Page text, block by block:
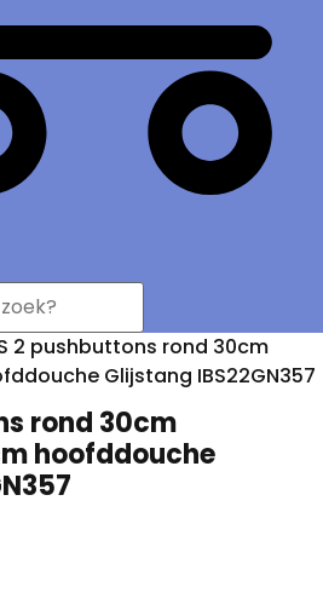
2 pushbuttons rond 30cm
Glijstang IBS22GN357
rond 30cm
hoofddouche